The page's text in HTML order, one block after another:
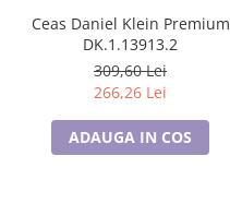
Ceas Daniel Klein Premium
DK.1.13913.2
309,60 Lei
266,26 Lei
ADAUGA IN COS